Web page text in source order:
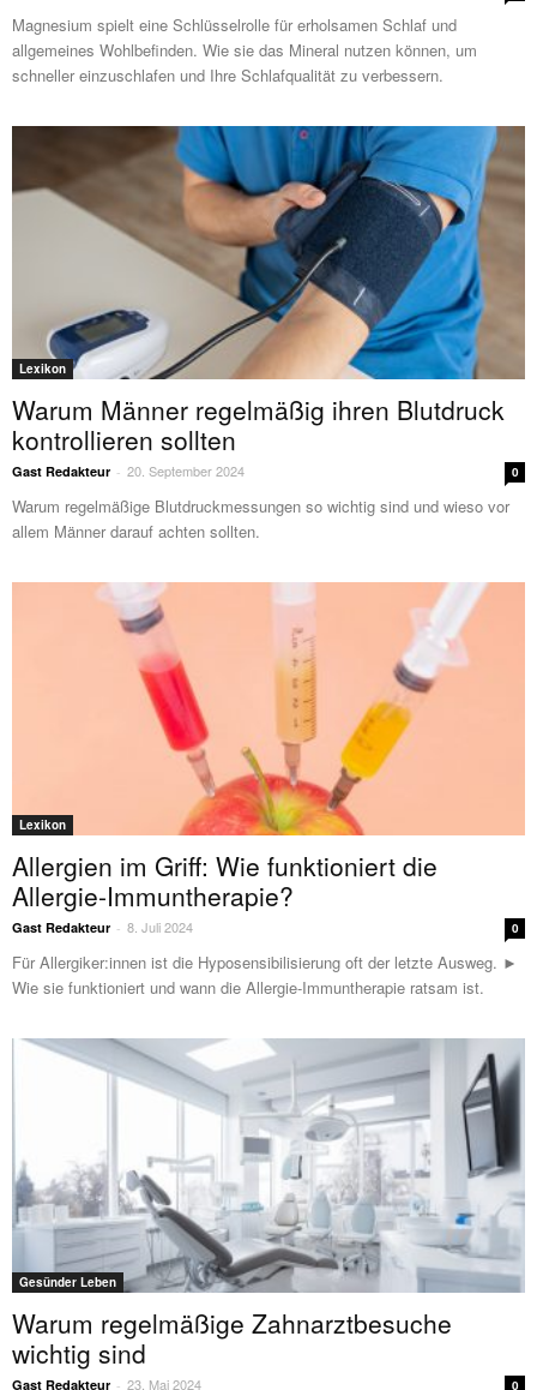
Magnesium spielt eine Schlüsselrolle für erholsamen Schlaf und
allgemeines Wohlbefinden. Wie sie das Mineral nutzen können, um
schneller einzuschlafen und Ihre Schlafqualität zu verbessern.
Lexikon
Warum Männer regelmäßig ihren Blutdruck
kontrollieren sollten
Gast Redakteur - 20. September 2024 0
Warum regelmäßige Blutdruckmessungen so wichtig sind und wieso vor
allem Männer darauf achten sollten.
Lexikon
Allergien im Griff: Wie funktioniert die
Allergie-Immuntherapie?
Gast Redakteur - 8. Juli 2024 0
Für Allergiker:innen ist die Hyposensibilisierung oft der letzte Ausweg. ►
Wie sie funktioniert und wann die Allergie-Immuntherapie ratsam ist.
Gesünder Leben
Warum regelmäßige Zahnarztbesuche
wichtig sind
Gast Redakteur - 23. Mai 2024 0